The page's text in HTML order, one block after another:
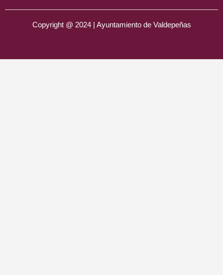
Copyright @ 2024 | Ayuntamiento de Valdepeñas